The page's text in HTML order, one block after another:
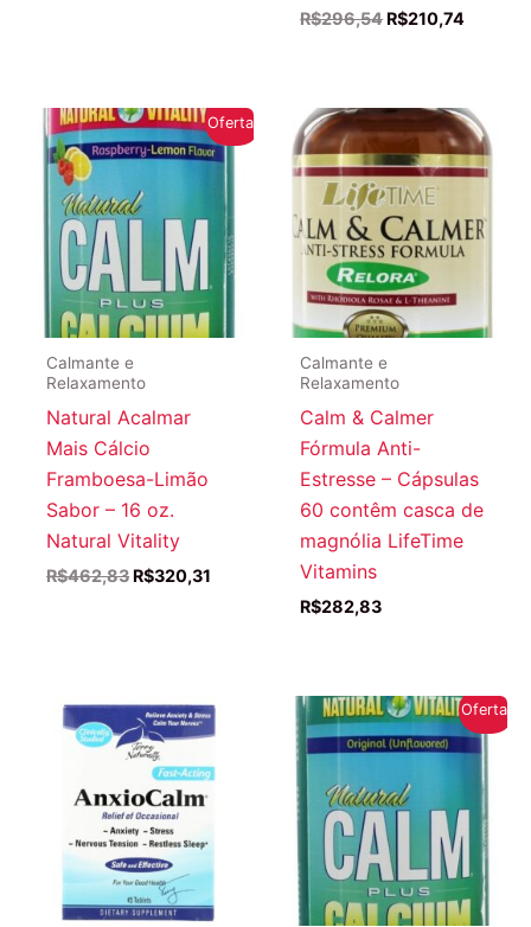
R$296,54 O
R$210,74O
Oferta!
Calmante e
Relaxamento
Natural Acalmar
Mais Cálcio
Framboesa-Limão
Sabor – 16 oz.
Natural Vitality
R$462,83 O
R$320,31
Calmante e
Relaxamento
Calm & Calmer
Fórmula Anti-
Estresse – Cápsulas
60 contêm casca de
magnólia LifeTime
Vitamins
R$282,83
Oferta!